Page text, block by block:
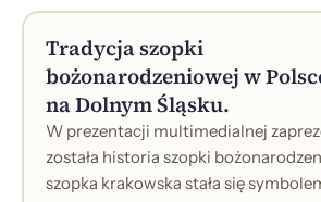
Tradycja szopki
bożonarodzeniowej w
na Dolnym Śląsku.
W prezentacji multimedialnej
została historia szopki
szopka krakowska stała się